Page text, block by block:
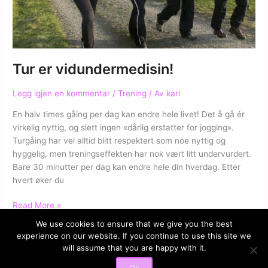
Tur er vidundermedisin!
Legg igjen en kommentar /Trening / Av kari
En halv times gåing per dag kan endre hele livet! Det å gå ér
virkelig nyttig, og slett ingen «dårlig erstatter for jogging».
Turgåing har vel alltid blitt respektert som noe nyttig og
hyggelig, men treningseffekten har nok vært litt undervurdert.
Bare 30 minutter per dag kan endre hele din hverdag. Etter
hvert øker du
Tur
vidundermedisin!
Read More »
We use cookies to ensure that we give you the best
experience on our website. If you continue to use this site we
will assume that you are happy with it.